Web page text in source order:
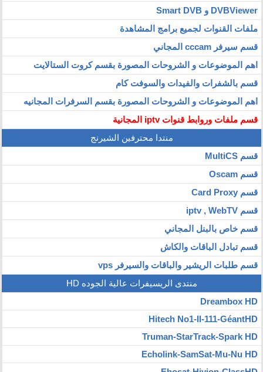
DVBViewer و Smart DVB
ملفات القنوات لجميع برامج المشاهدة
قسم سيرفر cccam المجاني
اهم الموضوعات و الشروحات المصورة بقسم كروت الستالايت
قسم بالشفرات والفيدات والسوفت كام
اهم الموضوعات و الشروحات المصورة بقسم السرفرات المجانيه
قسم ملفات وروابط قنوات iptv المجانية
منتدا محترفين الشيرنج
قسم MultiCS
قسم Oscam
قسم Card Proxy
قسم iptv , WebTV
قسم خاص بالبنل المجاني
قسم تبادل الباقات والكاش
قسم طلبات الريشير والباقات والسيرفر vps
منتدى الريسيفرات عالية الجوده HD
Dreambox HD
Hitech No1-II-111-GéantHD
Truman-StarTrack-Spark HD
Echolink-SamSat-Mu-Nu HD